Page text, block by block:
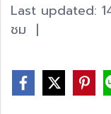
Last updated:
ชม |